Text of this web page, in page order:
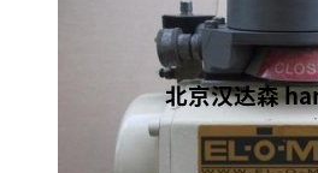
JUGITEC